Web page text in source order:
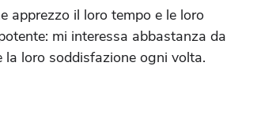
apprezzo il loro tempo e le loro
mi interessa abbastanza da
loro soddisfazione ogni volta.